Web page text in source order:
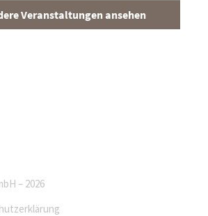
Veranstaltungen ansehen
– 2026